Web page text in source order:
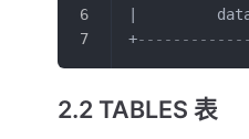
|
+
2.2 TABLES 表